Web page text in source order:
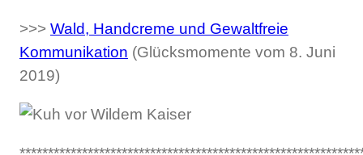
>>> Wald, Handcreme und Gewaltfreie
Kommunikation (Glücksmomente vom 8. Juni
2019)